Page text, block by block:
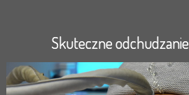
Skuteczne